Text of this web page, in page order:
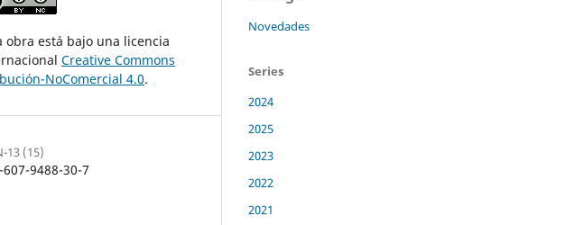
obra está bajo una licencia
Creative Commons
NoComercial 4.0.
13 (15)
607-9488-30-7
Novedades
Series
2024
2025
2023
2022
2021